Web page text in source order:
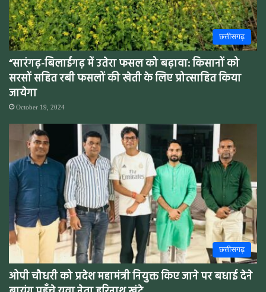
छत्तीसगढ़
“सारंगढ़-बिलाईगढ़ में उतेरा फसल को बढ़ावा: किसानों को
सरसों सहित रबी फसलों की खेती के लिए प्रोत्साहित किया
जायेगा
October 19, 2024
छत्तीसगढ़
ओपी चौधरी को प्रदेश महामंत्री नियुक्त किए जाने पर बधाई देने